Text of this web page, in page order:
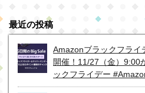
最近の投稿
Amazonブラックフライ
開催！11/27（金）9:00
ックフライデー